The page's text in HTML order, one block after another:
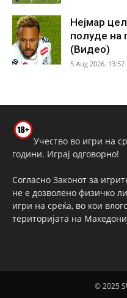
Нејмар
полуде на
(Видео)
5 Aug 2026. 13:57
Учество во игри на
години. Играј одговорно!
Согласно Законот за
не е дозволено физичко
игри на среќа, во кои
територијата на
© 2025